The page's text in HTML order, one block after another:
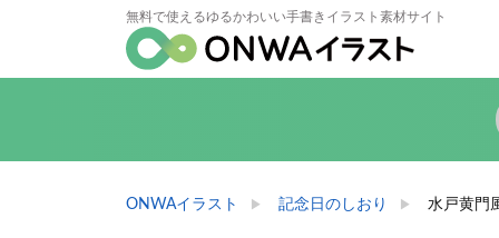
無料で使えるゆるかわいい手書きイラスト素材サイト
ONWAイラスト 記念日のしおり 水戸黄門